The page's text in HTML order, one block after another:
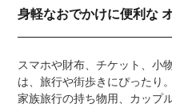
身軽なおでかけに便利な
スマホや財布、チケット、小
は、旅行や街歩きにぴったり。
家族旅行の持ち物用、カップ